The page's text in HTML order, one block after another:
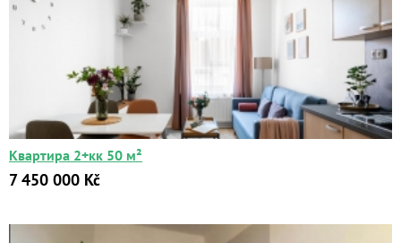
Квартира 2+кк 50 м²
7 450 000 Kč